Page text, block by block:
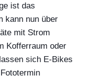
ist das
kann nun über
mit Strom
Kofferraum oder
sich E-Bikes